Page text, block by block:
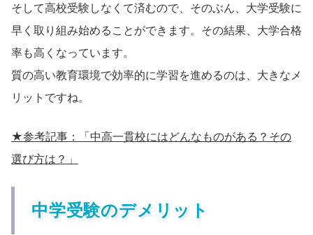
そして高校受験しなくて済むので、そのぶん、大学受験に
早く取り組み始めることができます。その結果、大学合格
率も高くなっています。
質の高い教育環境で効率的に学習を進めるのは、大きなメ
リットですね。
★参考記事：「中高一貫校にはどんなものがある？その
選び方は？」
中学受験のデメリット